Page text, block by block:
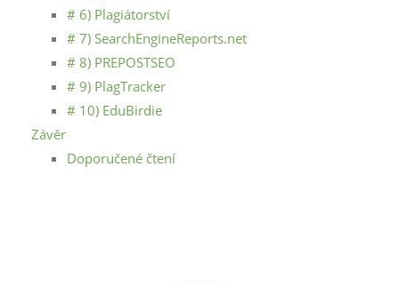
# 6) Plagiátorství
# 7) SearchEngineReports.net
# 8) PREPOSTSEO
# 9) PlagTracker
# 10) EduBirdie
Závěr
Doporučené čtení